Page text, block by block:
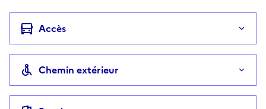
Accès
Chemin extérieur